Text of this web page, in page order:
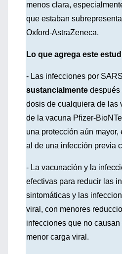
menos clara,
que estaban
Oxford-AstraZeneca.
Lo que agrega este
- Las infecciones por
sustancialmente después
dosis de cualquiera de las
de la vacuna Pfizer-
una protección aún
al de una infección previa
- La vacunación y la
efectivas para reducir las
sintomáticas y las
viral, con menores
infecciones que no causan
menor carga viral.